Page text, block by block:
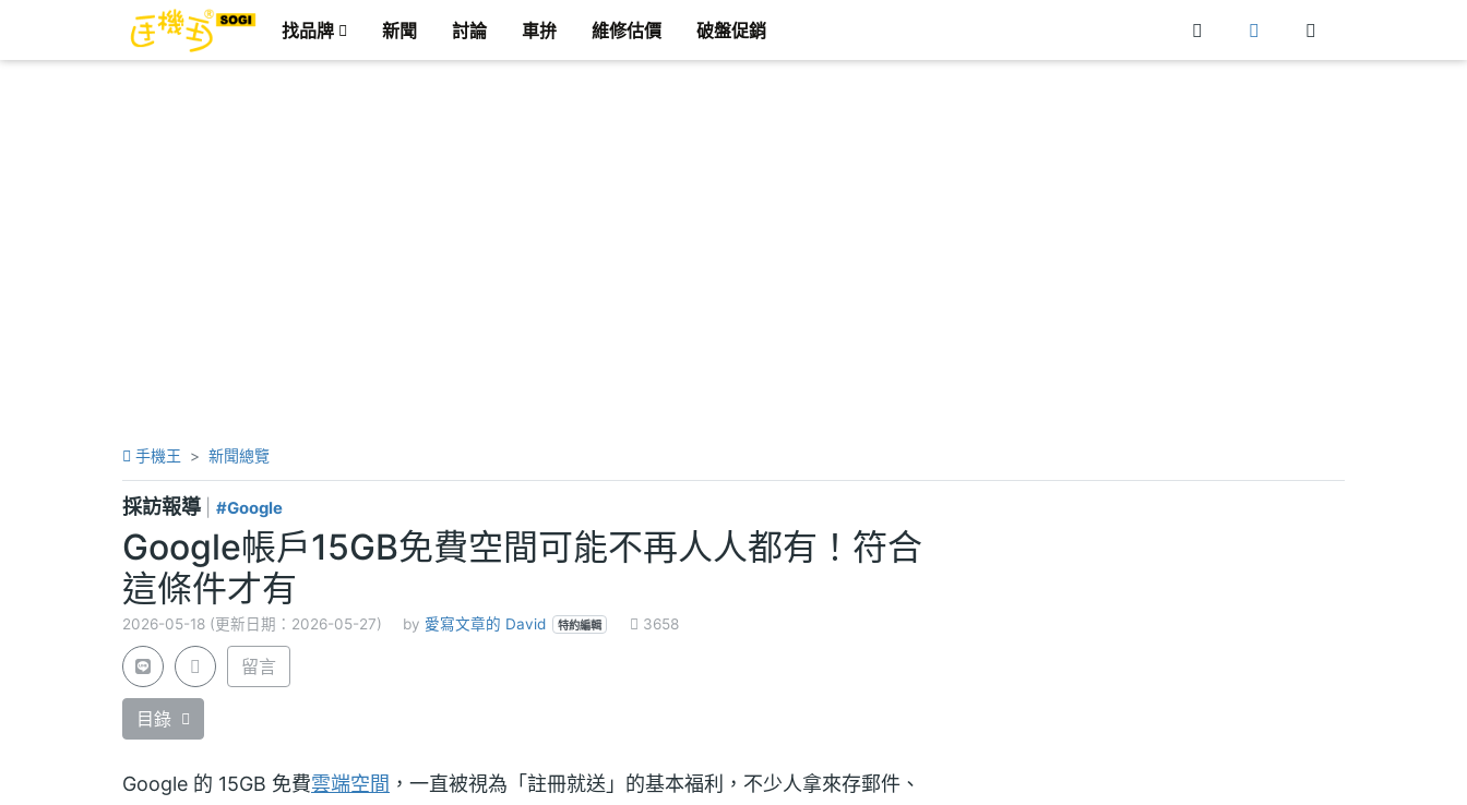
找品牌 新聞 討論 車拚 維修估價 破盤促銷
手機王 新聞總覽
採訪報導 #Google
Google帳戶15GB免費空間可能不再人人都有！符合
這條件才有
2026-05-18 (更新日期：2026-05-27) by 愛寫文章的 David 特約編輯 3658
留言
目錄
Google 的 15GB 免費雲端空間 ，一直被視為「註冊就送」的基本福利，不少人拿來存郵件、